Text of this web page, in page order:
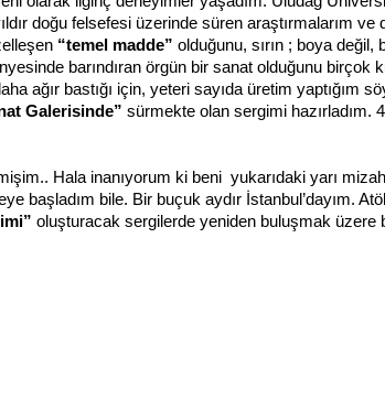
doğu felsefesi üzerinde süren araştırmalarım
“temel madde” olduğunu, sırın ; boya
barındıran örgün bir sanat olduğunu birçok
ağır bastığı için, yeteri sayıda üretim yaptığım
Galerisinde” sürmekte olan sergimi hazırladım.
Hala inanıyorum ki beni yukarıdaki yarı
başladım bile. Bir buçuk aydır İstanbul’dayım.
oluşturacak sergilerde yeniden buluşmak üzere